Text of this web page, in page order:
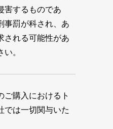
害するものであ
事罰が科され、あ
される可能性があ
。
ご購入におけるト
では一切関与いた